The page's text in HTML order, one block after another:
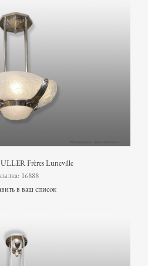
Frères Luneville
16888
в ваш список